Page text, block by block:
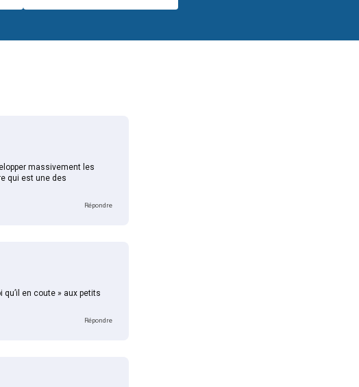
massivement les
qui est une des
Répondre
qu’il en coute » aux petits
Répondre